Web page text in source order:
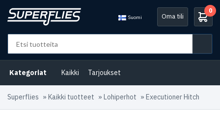
Suomi Oma tili
0
Kategoriat Kaikki Tarjoukset
Superflies » Kaikki tuotteet » Lohiperhot » Executioner Hitch